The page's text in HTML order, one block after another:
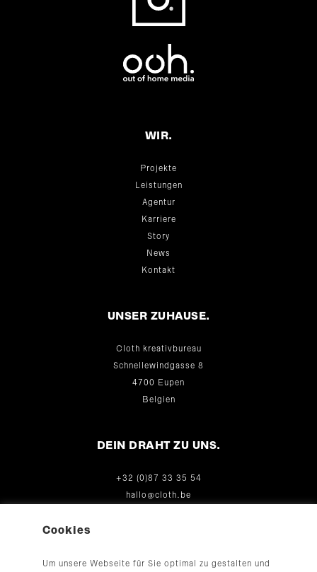
WIR.
Projekte
Leistungen
Agentur
Karriere
Story
News
Kontakt
UNSER ZUHAUSE.
Cloth kreativbureau
Schnellewindgasse 8
4700 Eupen
Belgien
DEIN DRAHT ZU UNS.
+32 (0)87 33 35 54
hallo@cloth.be
Cookies
Um unsere Webseite für Sie optimal zu gestalten und